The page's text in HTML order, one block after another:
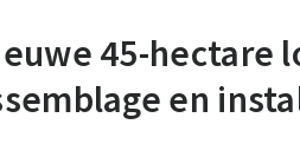
45-hectare
en